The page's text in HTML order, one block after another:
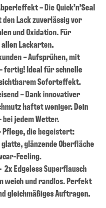
– Die Quick’n’Seal
Lack zuverlässig vor
und Oxidation. Für
Lackarten.
– Aufsprühen, mit
fertig! Ideal für schnelle
Soforteffekt.
– Dank innovativer
haftet weniger. Dein
jedem Wetter.
Pflege, die begeistert:
glänzende Oberfläche
Feeling.
Edgeless Superflausch
weich und randlos. Perfekt
gleichmäßiges Auftragen.